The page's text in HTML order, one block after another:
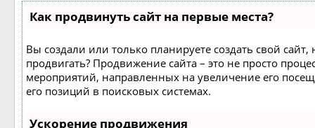
Как продвинуть сайт на первые места?
Вы создали или только планируете создать свой сайт,
продвигать? Продвижение сайта – это не просто
мероприятий, направленных на увеличение его
его позиций в поисковых системах.
Ускорение продвижения